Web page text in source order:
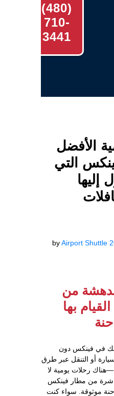
(480)
710-
3441
الأفضل
التي
إليها
byAirport Shuttle
من
بها
في فينكس دون
أو التنقل عبر طرق
رحلات يومية لا
من مطار فينكس
موثوقة. سواء كنت